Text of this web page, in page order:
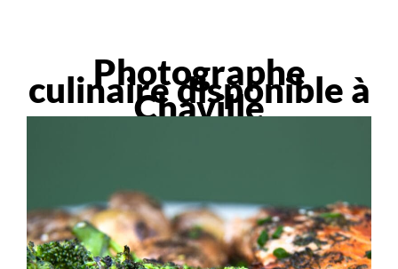
Photographe
culinaire disponible à
Chaville